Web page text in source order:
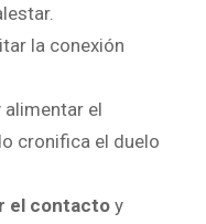
la conexión
el
cronifica el duelo
el contacto y